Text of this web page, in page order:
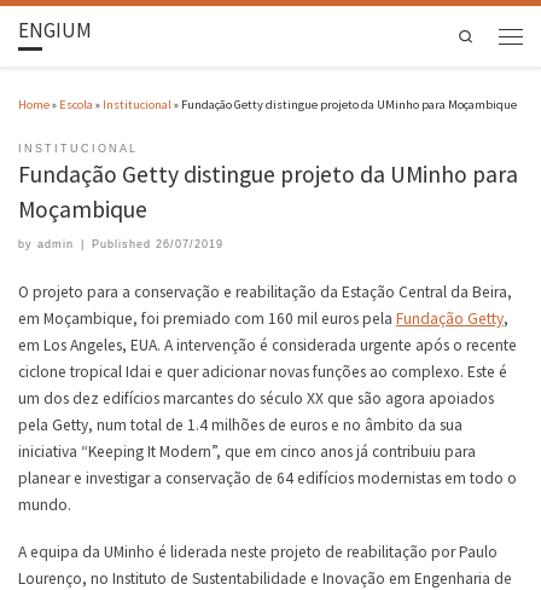
ENGIUM Search
Home» Escola » Institucional » Fundação Getty distingue projeto da UMinho para Moçambique
INSTITUCIONAL
Fundação Getty distingue projeto da UMinho para
Moçambique
by admin Published 26/07/2019
O projeto para a conservação e reabilitação da Estação Central da Beira,
em Moçambique, foi premiado com 160 mil euros pela Fundação Getty,
em Los Angeles, EUA. A intervenção é considerada urgente após o recente
ciclone tropical Idai e quer adicionar novas funções ao complexo. Este é
um dos dez edifícios marcantes do século XX que são agora apoiados
pela Getty, num total de 1.4 milhões de euros e no âmbito da sua
iniciativa “Keeping It Modern”, que em cinco anos já contribuiu para
planear e investigar a conservação de 64 edifícios modernistas em todo o
mundo.
A equipa da UMinho é liderada neste projeto de reabilitação por Paulo
Lourenço, no Instituto de Sustentabilidade e Inovação em Engenharia de